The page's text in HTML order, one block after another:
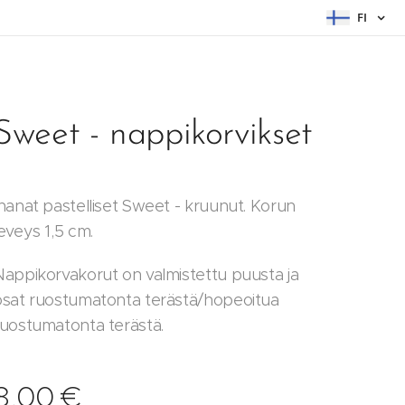
FI
- nappikorvikset
pastelliset Sweet - kruunut. Korun
1,5 cm.
on valmistettu puusta ja
ruostumatonta terästä/hopeoitua
terästä.
€